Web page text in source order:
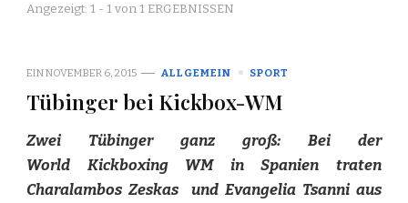
Angezeigt: 1 - 1 von 1 ERGEBNISSEN
EINNOVEMBER 6, 2015 ALLGEMEIN SPORT
Tübinger bei Kickbox-WM
Zwei Tübinger ganz groß: Bei der
World Kickboxing WM in Spanien traten
Charalambos Zeskas und Evangelia Tsanni aus